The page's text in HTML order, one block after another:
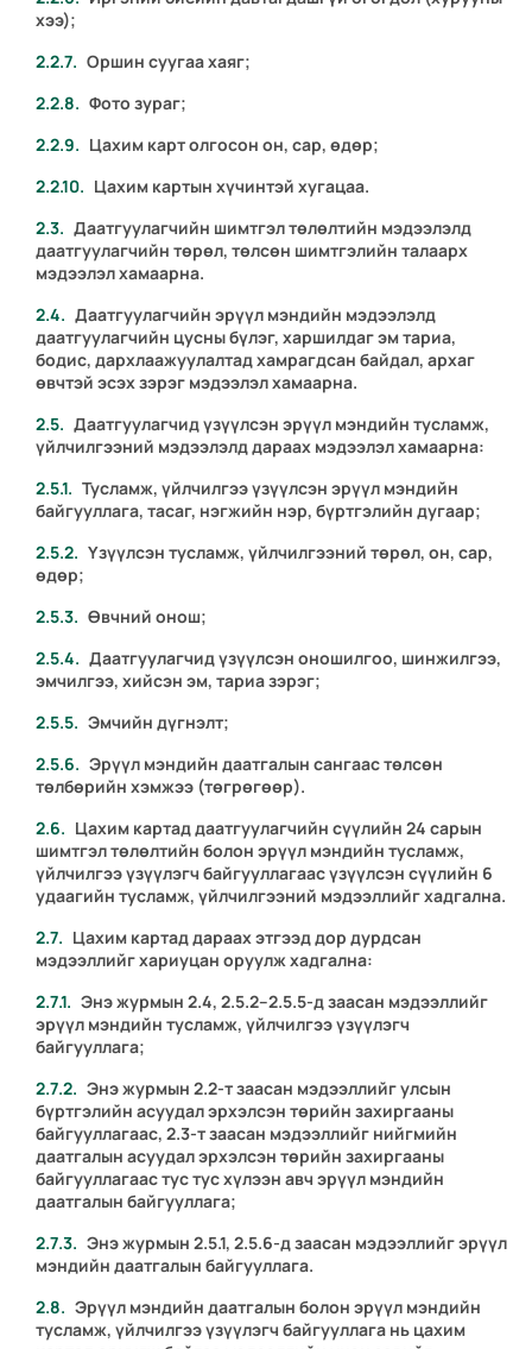
хээ);
Оршин суугаа хаяг;
Фото зураг;
Цахим карт олгосон он, сар, өдөр;
Цахим картын хүчинтэй хугацаа.
Даатгуулагчийн шимтгэл төлөлтийн мэдээлэлд
даатгуулагчийн төрөл, төлсөн шимтгэлийн талаарх
мэдээлэл хамаарна.
Даатгуулагчийн эрүүл мэндийн мэдээлэлд
даатгуулагчийн цусны бүлэг, харшилдаг эм тариа,
бодис, дархлаажуулалтад хамрагдсан байдал, архаг
өвчтэй эсэх зэрэг мэдээлэл хамаарна.
Даатгуулагчид үзүүлсэн эрүүл мэндийн тусламж,
үйлчилгээний мэдээлэлд дараах мэдээлэл хамаарна:
Тусламж, үйлчилгээ үзүүлсэн эрүүл мэндийн
байгууллага, тасаг, нэгжийн нэр, бүртгэлийн дугаар;
Үзүүлсэн тусламж, үйлчилгээний төрөл, он, сар,
өдөр;
Өвчний онош;
Даатгуулагчид үзүүлсэн оношилгоо, шинжилгээ,
эмчилгээ, хийсэн эм, тариа зэрэг;
Эмчийн дүгнэлт;
Эрүүл мэндийн даатгалын сангаас төлсөн
төлбөрийн хэмжээ (төгрөгөөр).
Цахим картад даатгуулагчийн сүүлийн 24 сарын
шимтгэл төлөлтийн болон эрүүл мэндийн тусламж,
үйлчилгээ үзүүлэгч байгууллагаас үзүүлсэн сүүлийн 6
удаагийн тусламж, үйлчилгээний мэдээллийг хадгална.
Цахим картад дараах этгээд дор дурдсан
мэдээллийг хариуцан оруулж хадгална:
Энэ журмын 2.4, 2.5.2–2.5.5-д заасан мэдээллийг
эрүүл мэндийн тусламж, үйлчилгээ үзүүлэгч
байгууллага;
Энэ журмын 2.2-т заасан мэдээллийг улсын
бүртгэлийн асуудал эрхэлсэн төрийн захиргааны
байгууллагаас, 2.3-т заасан мэдээллийг нийгмийн
даатгалын асуудал эрхэлсэн төрийн захиргааны
байгууллагаас тус тус хүлээн авч эрүүл мэндийн
даатгалын байгууллага;
Энэ журмын 2.5.1, 2.5.6-д заасан мэдээллийг эрүүл
мэндийн даатгалын байгууллага.
Эрүүл мэндийн даатгалын болон эрүүл мэндийн
тусламж, үйлчилгээ үзүүлэгч байгууллага нь цахим